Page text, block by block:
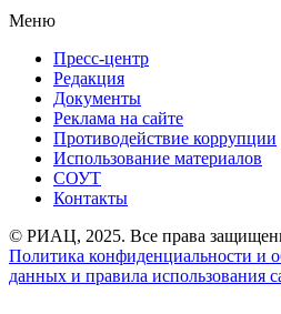
Меню
Пресс-центр
Редакция
Документы
Реклама на сайте
Противодействие коррупции
Использование материалов
СОУТ
Контакты
© РИАЦ, 2025. Все права
Политика конфиденциальности и
данных и правила использования